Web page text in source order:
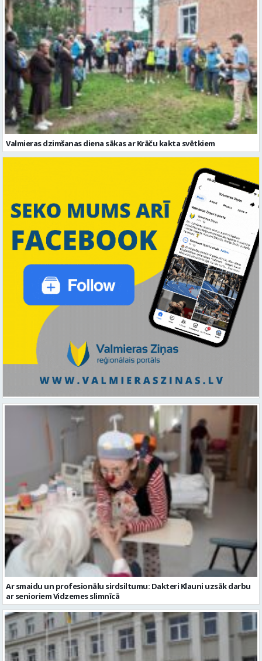
Valmieras dzimšanas diena sākas ar Krāču kakta svētkiem
Ar smaidu un profesionālu sirdsiltumu: Dakteri Klauni uzsāk darbu
ar senioriem Vidzemes slimnīcā